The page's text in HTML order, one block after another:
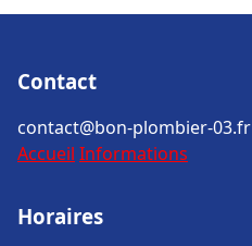
Contact
contact@bon-plombier-03.fr
Accueil Informations
Horaires